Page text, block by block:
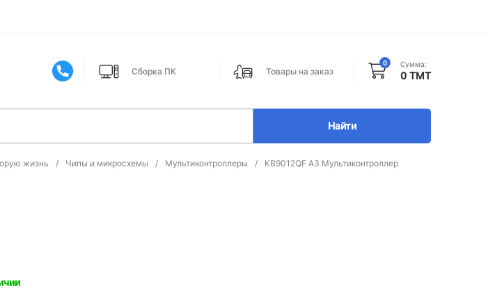
Сборка ПК Товары на заказ
0 Сумма:
0 ТМТ
Найти
жизнь / Чипы и микросхемы / Мультиконтроллеры / KB9012QF A3 Мультиконтроллер